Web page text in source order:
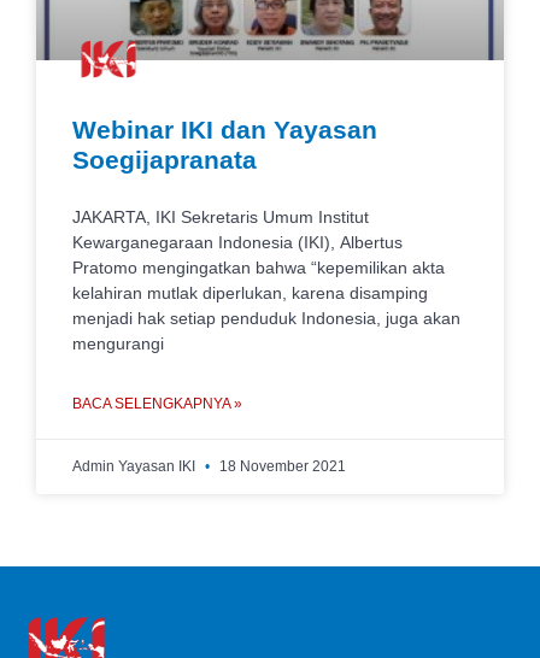
Webinar IKI dan Yayasan
Soegijapranata
JAKARTA, IKI Sekretaris Umum Institut
Kewarganegaraan Indonesia (IKI), Albertus
Pratomo mengingatkan bahwa “kepemilikan akta
kelahiran mutlak diperlukan, karena disamping
menjadi hak setiap penduduk Indonesia, juga akan
mengurangi
BACA SELENGKAPNYA »
Admin Yayasan IKI 18 November 2021